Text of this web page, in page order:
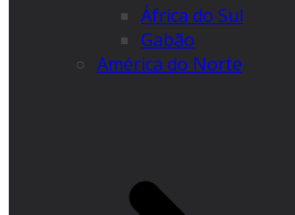
África do Sul
Gabão
América do Norte